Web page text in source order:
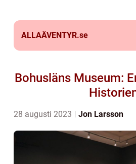
ALLAÄVENTYR.se
Bohusläns Museum:
28 augusti 2023 Jon Larsson